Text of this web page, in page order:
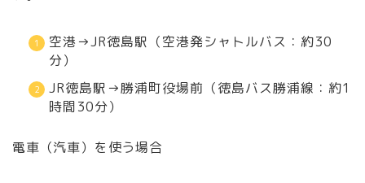
空港→JR徳島駅（空港発シャトルバス：約30
分）
JR徳島駅→勝浦町役場前（徳島バス勝浦線：約1
時間30分）
電車（汽車）を使う場合